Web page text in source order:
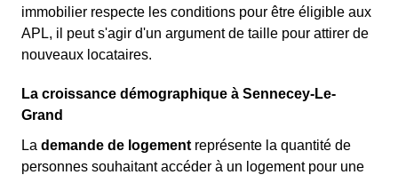
immobilier respecte les conditions pour être éligible aux
APL, il peut s'agir d'un argument de taille pour attirer de
nouveaux locataires.
La croissance démographique à Sennecey-Le-
Grand
La demande de logement représente la quantité de
personnes souhaitant accéder à un logement pour une